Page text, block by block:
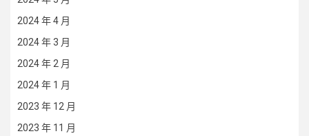
2024 年 4 月
2024 年 3 月
2024 年 2 月
2024 年 1 月
2023 年 12 月
2023 年 11 月